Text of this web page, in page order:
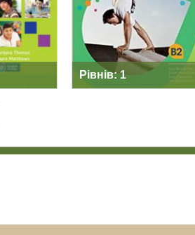
Рівнів: 1